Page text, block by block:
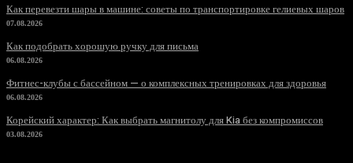
Как перевезти шары в машине: советы по транспортировке гелиевых шаров
07.08.2026
Как подобрать хорошую ручку для письма
06.08.2026
Фитнес-клубы с бассейном — о комплексных тренировках для здоровья
06.08.2026
Корейский характер: Как выбрать магнитолу для Kia без компромиссов
03.08.2026